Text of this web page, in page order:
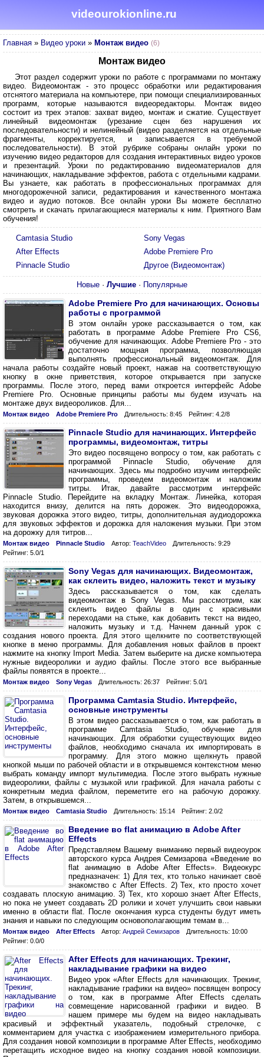
videourokionline.ru
Главная » Видео уроки » Монтаж видео (6)
Монтаж видео
Этот раздел содержит уроки по работе с программами по монтажу
видео. Видеомонтаж - это процесс обработки или редактирования
отснятого материала на компьютере, при помощи специализированных
программ, которые называются видеоредакторы. Монтаж видео
состоит из трех этапов: захват видео, монтаж и сжатие. Существует
линейный видеомонтаж (урезание сцен без нарушения их
последовательности) и нелинейный (видео разделяется на отдельные
фрагменты, корректируется, и записывается в требуемой
последовательности). В этой рубрике собраны онлайн уроки по
изучению видео редакторов для создания интерактивных видео уроков
и презентаций. Уроки по редактированию видеоматериалов для
начинающих, накладывание эффектов, работа с отдельными кадрами.
Вы узнаете, как работать в профессиональных программах для
многодорожечной записи, редактирования и качественного монтажа
видео и аудио потоков. Все онлайн уроки Вы можете бесплатно
смотреть и скачать прилагающиеся материалы к ним. Приятного Вам
обучения!
Camtasia Studio
Sony Vegas
After Effects
Adobe Premiere Pro
Pinnacle Studio
Другое (Видеомонтаж)
Новые · Лучшие · Популярные
Adobe Premiere Pro для начинающих. Основы
работы с программой
В этом онлайн уроке рассказывается о том, как
работать в программе Adobe Premiere Pro CS6,
обучение для начинающих. Adobe Premiere Pro - это
достаточно мощная программа, позволяющая
выполнять профессиональный видеомонтаж. Для
начала работы создайте новый проект, нажав на соответствующую
кнопку в окне приветствия, которое открывается при запуске
программы. После этого, перед вами откроется интерфейс Adobe
Premiere Pro. Основные принципы работы мы будем изучать на
монтаже двух видеороликов. Для...
Монтаж видео Adobe Premiere Pro Длительность: 8:45 Рейтинг: 4.2/8
Pinnacle Studio для начинающих. Интерфейс
программы, видеомонтаж, титры
Это видео посвящено вопросу о том, как работать с
программой Pinnacle Studio, обучение для
начинающих. Здесь мы подробно изучим интерфейс
программы, проведем видеомонтаж и наложим
титры. Итак, давайте рассмотрим интерфейс
Pinnacle Studio. Перейдите на вкладку Монтаж. Линейка, которая
находится внизу, делится на пять дорожек. Это видеодорожка,
звуковая дорожка этого видео, титры, дополнительная аудиодорожка
для звуковых эффектов и дорожка для наложения музыки. При этом
на дорожку для титров...
Монтаж видео Pinnacle Studio Автор: TeachVideo
Длительность: 9:29
Рейтинг: 5.0/1
Sony Vegas для начинающих. Видеомонтаж,
как склеить видео, наложить текст и музыку
Здесь рассказывается о том, как сделать
видеомонтаж в Sony Vegas. Мы рассмотрим, как
склеить видео файлы в один с красивыми
переходами на стыке, как добавить текст на видео,
наложить музыку и т.д. Начнем данный урок с
создания нового проекта. Для этого щелкните по соответствующей
кнопке в меню программы. Для добавления новых файлов в проект
нажмите на кнопку Import Media. Затем выберите на диске компьютера
нужные видеоролики и аудио файлы. После этого все выбранные
файлы появятся в проекте...
Монтаж видео Sony Vegas Длительность: 26:37 Рейтинг: 5.0/1
Программа Camtasia Studio. Интерфейс,
основные инструменты
В этом видео рассказывается о том, как работать в
программе Camtasia Studio, обучение для
начинающих. Для обработки существующих видео
файлов, необходимо сначала их импортировать в
программу. Для этого можно щелкнуть правой
кнопкой мыши по рабочей области и в открывшемся контекстном меню
выбрать команду импорт мультимедиа. После этого выбрать нужные
видеоролики, файлы с музыкой или графикой. Для начала работы с
конкретным медиа файлом, переметите его на рабочую дорожку.
Затем, в открывшемся...
Монтаж видео Camtasia Studio Длительность: 15:14 Рейтинг: 2.0/2
Введение во flat анимацию в Adobe After
Effects
Представляем Вашему вниманию первый видеоурок
авторского курса Андрея Семизарова «Введение во
flat анимацию в Adobe After Effects». Видеокурс
предназначен: 1) Для тех, кто только начинает своё
знакомство с After Effects. 2) Тех, кто просто хочет
создавать плоскую анимацию. 3) Тех, кто хорошо знает After Effects,
но пока не умеет создавать 2D ролики и хочет улучшить свои навыки
именно в области flat. После окончания курса студенты будут иметь
знания и навыки по следующим основополагающим темам в...
Монтаж видео After Effects Автор: Андрей Семизаров
Длительность: 10:00
Рейтинг: 0.0/0
After Effects для начинающих. Трекинг,
накладывание графики на видео
Видео урок «After Effects для начинающих. Трекинг,
накладывание графики на видео» посвящен вопросу
о том, как в программе After Effects сделать
совмещение нарисованной графики и видео. В
нашем примере мы будем на видео накладывать
красивый и эффектный указатель, подобный стрелочке, с
комментарием для участка с изображением измерительного прибора.
Для создания новой композиции в программе After Effects, необходимо
перетащить исходное видео на кнопку создания новой композиции.